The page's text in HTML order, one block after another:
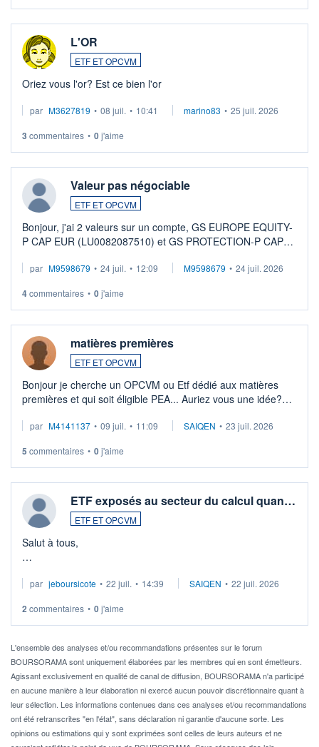
L'OR
ETF ET OPCVM
Oriez vous l'or? Est ce bien l'or
par M3627819 • 08 juil. • 10:41 marino83 • 25 juil. 2026
3 commentaires • 0j'aime
Valeur pas négociable
ETF ET OPCVM
Bonjour, j'ai 2 valeurs sur un compte, GS EUROPE EQUITY-
P CAP EUR (LU0082087510) et GS PROTECTION-P CAP
veux procéder à la vente, on me signale ...
par M9598679 • 24 juil. • 12:09 M9598679 • 24 juil. 2026
4commentaires • 0j'aime
matières premières
ETF ET OPCVM
Bonjour je cherche un OPCVM ou Etf dédié aux matières
premières et qui soit éligible PEA... Auriez vous une idée?
par M4141137 • 09 juil. • 11:09 SAIQEN • 23 juil. 2026
5 commentaires • 0j'aime
ETF exposés au secteur du calcul quan…
ETF ET OPCVM
Salut à tous,
via un ETF plutôt que des actions individuelles.
Idéalement, je voudrais qu'il soit éligible au PEA.
Pour l' ...
par jeboursicote • 22 juil. • 14:39 SAIQEN • 22 juil. 2026
2 commentaires • 0j'aime
L'ensemble des analyses et/ou recommandations présentes sur le forum
BOURSORAMA sont uniquement élaborées par les membres qui en sont émetteurs.
Agissant exclusivement en qualité de canal de diffusion, BOURSORAMA n'a participé
en aucune manière à leur élaboration ni exercé aucun pouvoir discrétionnaire quant à
leur sélection. Les informations contenues dans ces analyses et/ou recommandations
ont été retranscrites "en l'état", sans déclaration ni garantie d'aucune sorte. Les
opinions ou estimations qui y sont exprimées sont celles de leurs auteurs et ne